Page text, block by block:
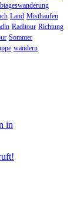
Land Misthaufen
Radltour Richtung
Sommer
wandern
in